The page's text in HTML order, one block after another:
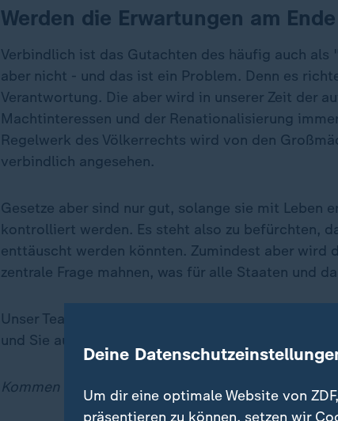
Werden die Erwartungen am
Verbindlich ist das Gutachten des häufig auch
aber nicht - und das ist ein Problem. Denn es
Verantwortung. Die aber wird in unserer Zeit der
Machtinteressen und der Renationalisierung
Regelwerk des Völkerrechts wird von den
verbindlich angesehen.
Gesetze aber sind nur gut, solange sie mit Leben
kontrolliert werden. Es steht also zu befürchten,
enttäuscht werden könnten. Zumindest aber wird
zentrale Frage mahnen, was für alle Staaten und
Unser Team vom ZDF-Studio Brüssel wird für Sie
und Sie auf dem Laufenden halten.
Kommen Sie gut durch den Tag!
Deine
Um dir eine optimale Website von
präsentieren zu können, setzen wir